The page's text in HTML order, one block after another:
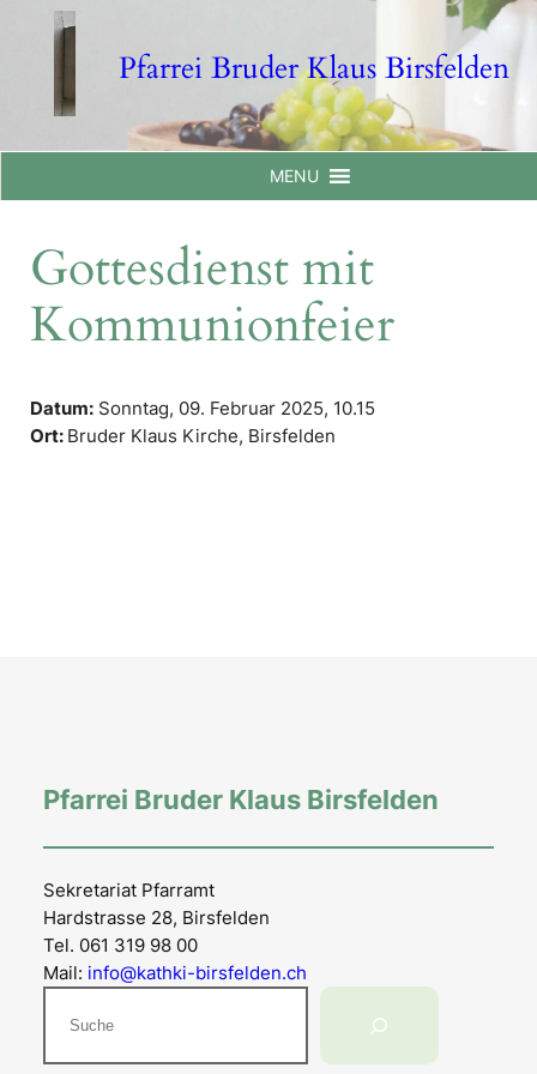
Pfarrei Bruder Klaus Birsfelden
MENU
Gottesdienst mit
Kommunionfeier
Datum: Sonntag, 09. Februar 2025, 10.15
Ort: Bruder Klaus Kirche, Birsfelden
Pfarrei Bruder Klaus Birsfelden
Sekretariat Pfarramt
Hardstrasse 28, Birsfelden
Tel. 061 319 98 00
Mail: info@kathki-birsfelden.ch